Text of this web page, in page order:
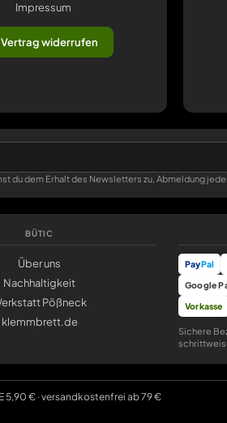
Impressum
Vertrag widerrufen
du dem Erhalt des Newsletters zu, Abmeldung
BÜTIC
Über uns
Nachhaltigkeit
Pößneck
klemmbrett.de
PayPal
Google
Vorkasse
Sichere
5,90 € · versandkostenfrei ab 79 €